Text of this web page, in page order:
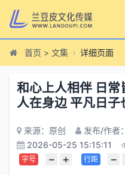
首页 > 文集 详细页面
和心上人相伴 日
人在身边 平凡日
来源：原创
发布/作者
2026-05-25 15:15:11
字号 − + 行距 −